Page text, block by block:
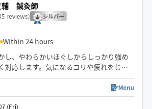
輔 鍼灸師
reviews) シルバー
Within 24 hours
し、やわらかいほぐしからしっかり強め
対応します。気になるコリや疲れをじっ
得意です。強さや重点箇所は遠慮なくお
リラックスできる時間をご提供します。
Menu
(Fri)